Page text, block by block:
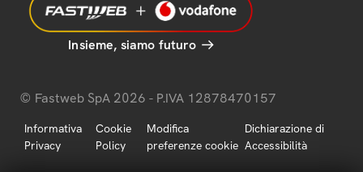
Insieme, siamo futuro
© Fastweb SpA 2026 - P.IVA 12878470157
Informativa
Privacy
Cookie
Policy
Modifica
preferenze cookie
Dichiarazione di
Accessibilità